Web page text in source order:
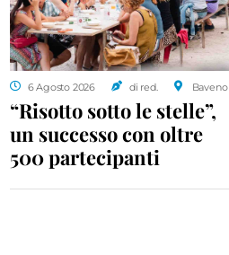
6 Agosto 2026 di red. Baveno
“Risotto sotto le stelle”,
un successo con oltre
500 partecipanti